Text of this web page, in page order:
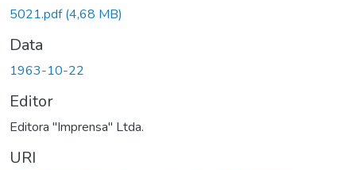
5021.pdf(4,68 MB)
Data
1963-10-22
Editor
Editora "Imprensa" Ltda.
URI